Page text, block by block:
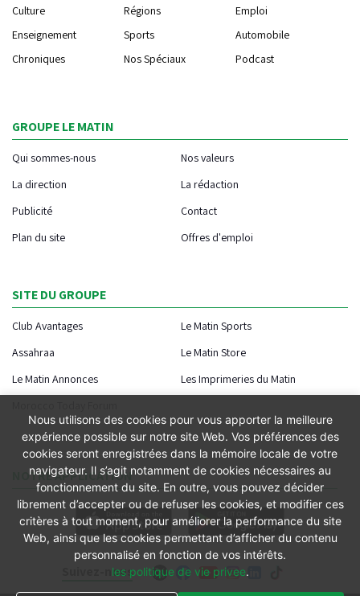
Suivez-nous
Culture
Régions
Emploi
Enseignement
Sports
Automobile
Chroniques
Nos Spéciaux Podcast
GROUPE LE MATIN
Qui sommes-nous
Nos valeurs
La direction
La rédaction
Publicité
Contact
Plan du site
Offres d'emploi
SITE DU GROUPE
Club Avantages
Le Matin Sports
Assahraa
Le Matin Store
Le Matin Annonces
Les Imprimeries du Matin
NOTRE APPLICATION
Nous utilisons des cookies pour vous apporter la meilleure
expérience possible sur notre site Web. Vos préférences des
cookies seront enregistrées dans la mémoire locale de votre
navigateur. Il s’agit notamment de cookies nécessaires au
fonctionnement du site. En outre, vous pouvez décider
librement d’accepter ou de refuser les cookies, et modifier ces
critères à tout moment, pour améliorer la performance du site
Web, ainsi que les cookies permettant d’afficher du contenu
personnalisé en fonction de vos intérêts.
les politique de vie privee.